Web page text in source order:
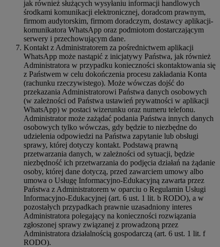
jak również służących wysyłaniu informacji handlowych
środkami komunikacji elektronicznej, doradcom prawnym,
firmom audytorskim, firmom doradczym, dostawcy aplikacji-
komunikatora WhatsApp oraz podmiotom dostarczającym
serwery i przechowującym dane.
Kontakt z Administratorem za pośrednictwem aplikacji
WhatsApp może nastąpić z inicjatywy Państwa, jak również
Administratora w przypadku konieczności skontaktowania się
z Państwem w celu dokończenia procesu zakładania Konta
(rachunku rzeczywistego). Może wówczas dojść do
przekazania Administratorowi Państwa danych osobowych
(w zależności od Państwa ustawień prywatności w aplikacji
WhatsApp) w postaci wizerunku oraz numeru telefonu.
Administrator może zażądać podania Państwa innych danych
osobowych tylko wówczas, gdy będzie to niezbędne do
udzielenia odpowiedzi na Państwa zapytanie lub obsługi
sprawy, której dotyczy kontakt. Podstawą prawną
przetwarzania danych, w zależności od sytuacji, będzie
niezbędność ich przetwarzania do podjęcia działań na żądanie
osoby, której dane dotyczą, przed zawarciem umowy albo
umowa o Usługę Informacyjno-Edukacyjną zawarta przez
Państwa z Administratorem w oparciu o Regulamin Usługi
Informacyjno-Edukacyjnej (art. 6 ust. 1 lit. b RODO), a w
pozostałych przypadkach prawnie uzasadniony interes
Administratora polegający na konieczności rozwiązania
zgłoszonej sprawy związanej z prowadzoną przez
Administratora działalnością gospodarczą (art. 6 ust. 1 lit. f
RODO).